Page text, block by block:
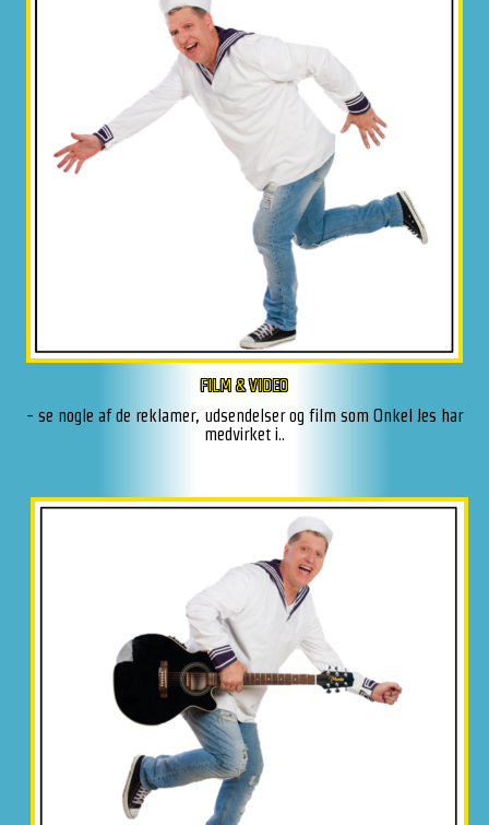
FILM & VIDEO
- se nogle af de reklamer, udsendelser og film som Onkel Jes har
medvirket i..